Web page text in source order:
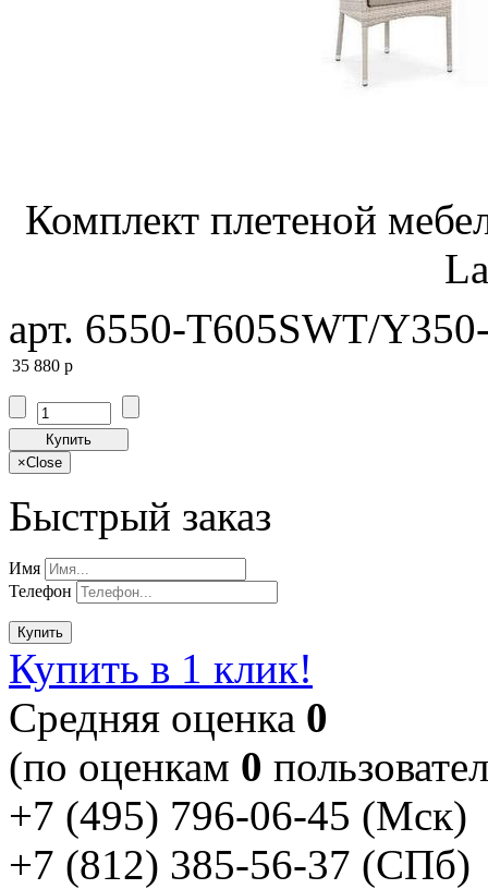
Комплект плетеной
арт. 6550-T605SWT/
35 880 p
Купить
×Close
Быстрый заказ
Имя
Телефон
Купить
Купить в 1 клик!
Cредняя оценка 0
(по оценкам 0
+7 (495) 796-06-45 (Мск)
+7 (812) 385-56-37 (СПб)